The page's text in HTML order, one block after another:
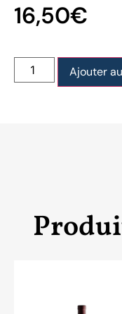
16,50€
Ajouter